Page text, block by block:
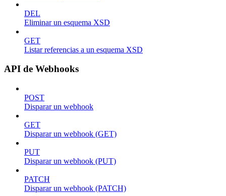
DEL
Eliminar un esquema XSD
GET
Listar referencias a un esquema XSD
API de Webhooks
POST
Disparar un webhook
GET
Disparar un webhook (GET)
PUT
Disparar un webhook (PUT)
PATCH
Disparar un webhook (PATCH)